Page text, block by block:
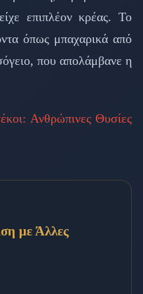
επιπλέον κρέας. Το
όπως μπαχαρικά από
που απολάμβανε η
Ανθρώπινες Θυσίες
με Άλλες